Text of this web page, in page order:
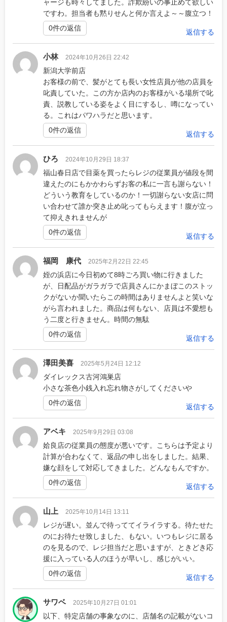
ャージも時々してました。詐欺紛いの事止めて欲しい
ですわ。担当者も黙りせんと何か言えよ～～腹立つ！
返信する
0件の返信
小林 2024年10月26日 22:42
新潟大学前店
お客様の前で、髪がとても長い女性店員が他の店員を
叱責していた。この方か店内のお客様がいる場所で叱
責、説教している姿をよく目にするし、噂になってい
る。これはパワハラだと思います。
返信する
0件の返信
ひろ 2024年10月29日 18:37
福山春日店で目薬を買ったらレジの従業員が値段を間
違えたのにもかかわらずお客の私に一言も謝らない！
どういう教育をしているのか！一切謝らない女店に問
い合わせて誰か突き止め叱ってもらえます！腹が立っ
て抑えきれませんが
返信する
0件の返信
福岡 康代 2025年2月22日 22:45
姪の浜店に今日初めて8時ごろ買い物に行きました
が、日配品がガラガラで店員さんにかまぼこのストッ
クがないか聞いたらこの時間はありませんよと笑いな
がら言われました。商品は何もない、店員は不愛想も
う二度と行きません。時間の無駄
返信する
0件の返信
澤田美喜 2025年5月24日 12:12
ダイレックス古河鴻巣店
小さな茶色小銭入れ忘れ物さがしてくださいや
返信する
0件の返信
アベキ 2025年9月29日 03:08
姶良店の従業員の態度が悪いです。こちらは予定より
計算が合わなくて、返品の申し出をしました。結果、
嫌な顔をして対応してきました。どんなもんですか。
返信する
0件の返信
山上 2025年10月14日 13:11
レジが遅い。並んで待っててイライラする。待たせた
のにお待たせ致しました、もない。いつもレジに居る
のを見るので、レジ担当だと思いますが、ときどき応
援に入っている人のほうが早いし、感じがいい。
返信する
0件の返信
サワベ 2025年10月27日 01:01
以下、特定店舗の事象なのに、店舗名の記載がないコ